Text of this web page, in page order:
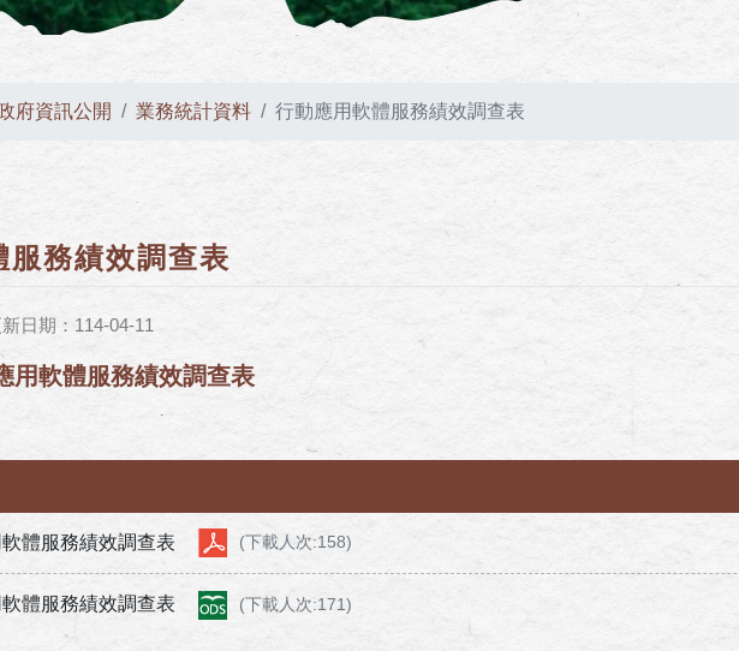
府資訊公開 業務統計資料 行動應用軟體服務績效調查表
服務績效調查表
日期：114-04-11
用軟體服務績效調查表
體服務績效調查表 (下載人次:158)
體服務績效調查表 (下載人次:171)